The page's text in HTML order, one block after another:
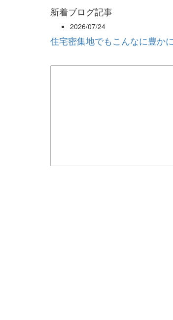
新着ブログ記事
2026/07/24
住宅密集地でもこんなに豊か